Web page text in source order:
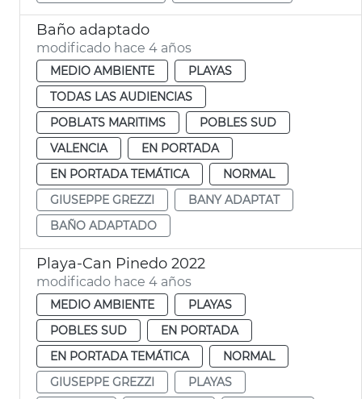
Baño adaptado
modificado hace 4 años
MEDIO AMBIENTE
PLAYAS
TODAS LAS AUDIENCIAS
POBLATS MARITIMS
POBLES SUD
VALENCIA
EN PORTADA
EN PORTADA TEMÁTICA
NORMAL
GIUSEPPE GREZZI
BANY ADAPTAT
BAÑO ADAPTADO
Playa-Can Pinedo 2022
modificado hace 4 años
MEDIO AMBIENTE
PLAYAS
POBLES SUD
EN PORTADA
EN PORTADA TEMÁTICA
NORMAL
GIUSEPPE GREZZI
PLAYAS